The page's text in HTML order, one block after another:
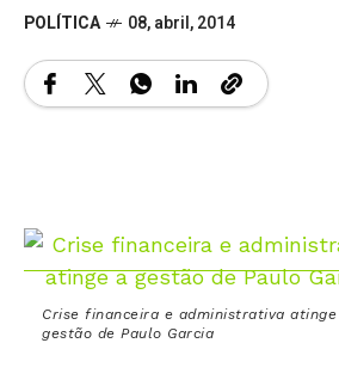
POLÍTICA 08, abril, 2014
Crise financeira e administrativa
afetados pela crise